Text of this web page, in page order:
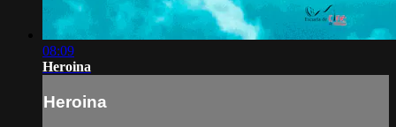
08:09
Heroina
Heroina